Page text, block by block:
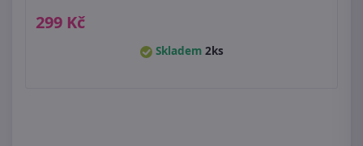
299 Kč
Skladem 2ks